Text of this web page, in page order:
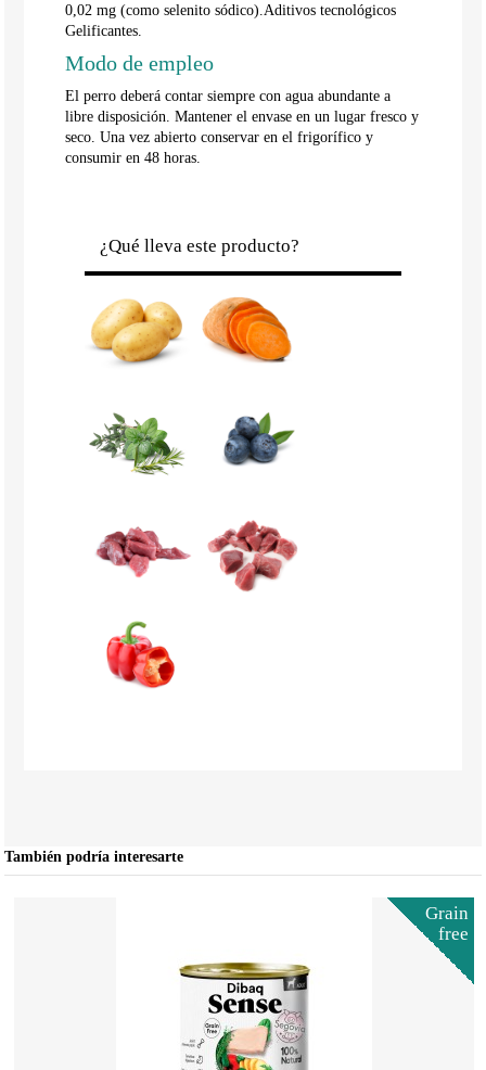
0,02 mg (como selenito sódico).Aditivos tecnológicos
Gelificantes.
Modo de empleo
El perro deberá contar siempre con agua abundante a
libre disposición. Mantener el envase en un lugar fresco y
seco. Una vez abierto conservar en el frigorífico y
consumir en 48 horas.
¿Qué lleva este producto?
También podría interesarte
Grain
free